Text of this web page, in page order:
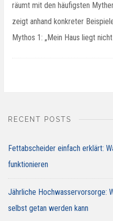
räumt mit den häufigsten
zeigt anhand konkreter
Mythos 1: „Mein Haus liegt
RECENT POSTS
Fettabscheider einfach erklärt:
funktionieren
Jährliche Hochwasservorsorge:
selbst getan werden kann